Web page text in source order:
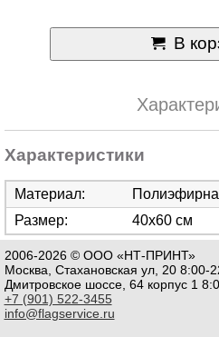
В
Характеристики
Материал:
Размер:
40х60 см
2006-2026 © ООО «НТ-ПРИНТ»
Москва, Стахановская ул, 20 8:00-
Дмитровское шоссе, 64 корпус 1
+7 (901) 522-3455
info@flagservice.ru